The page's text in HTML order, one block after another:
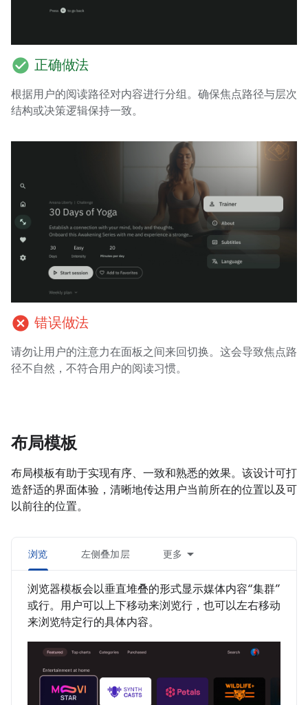
check_circle 正确做法
根据用户的阅读路径对内容进行分组。确保焦点路径与层次
结构或决策逻辑保持一致。
cancel 错误做法
请勿让用户的注意力在面板之间来回切换。这会导致焦点路
径不自然，不符合用户的阅读习惯。
布局模板
布局模板有助于实现有序、一致和熟悉的效果。该设计可打
造舒适的界面体验，清晰地传达用户当前所在的位置以及可
以前往的位置。
浏览 左侧叠加层 更多
浏览器模板会以垂直堆叠的形式显示媒体内容“集群”
或行。用户可以上下移动来浏览行，也可以左右移动
来浏览特定行的具体内容。